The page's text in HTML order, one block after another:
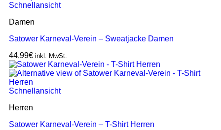
Schnellansicht
Damen
Satower Karneval-Verein – Sweatjacke Damen
44,99€ inkl. MwSt.
Schnellansicht
Herren
Satower Karneval-Verein – T-Shirt Herren